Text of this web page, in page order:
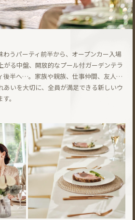
わうパーティ前半から、オープンカー入場
がる中盤、開放的なプール付ガーデンテラ
後半へ…。家族や親族、仕事仲間、友人…
あいを大切に、全員が満足できる新しいウ
。